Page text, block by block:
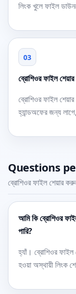
লিংক খুলে ফাইল
03
ব্রোশিওর ফাইল
ব্রোশিওর ফাইল
হ্যান্ডঅফের জন্য
Questions
ব্রোশিওর ফাইল শেয়ার
আমি কি ব্রোশিওর
পারি?
হ্যাঁ। ব্রোশিওর
হওয়া অস্থায়ী লিংক